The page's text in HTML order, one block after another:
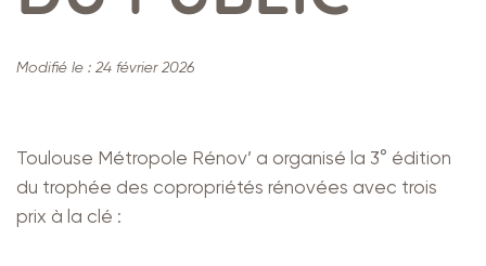
Modifié le : 24 février 2026
Toulouse Métropole Rénov’ a organisé la 3° édition
du trophée des copropriétés rénovées avec trois
prix à la clé :